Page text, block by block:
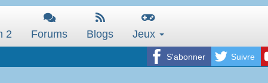
2 Forums Blogs Jeux
S'abonner Suivre